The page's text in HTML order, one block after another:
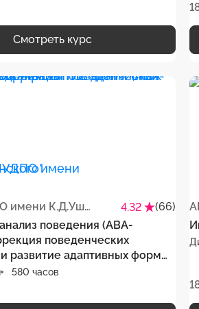
Смотреть курс
АНО "НИУДПО имени К.Д.Ушинского" 4.32
(66)
поведения (АВА-
поведенческих
развитие адаптивных форм
580 часов